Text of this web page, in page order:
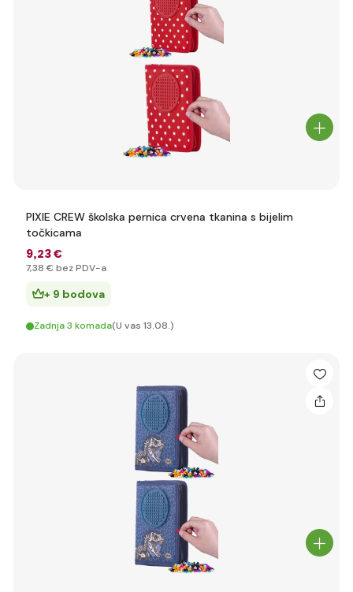
PIXIE CREW školska pernica crvena tkanina s bijelim
točkicama
9,23 €
7,38 € bez PDV-a
+ 9 bodova
Zadnja 3 komada(U vas 13.08.)